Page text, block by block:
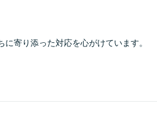
寄り添った対応を心がけています。